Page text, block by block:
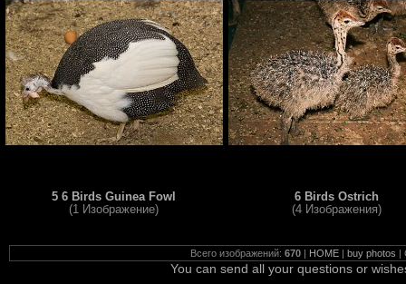
5 6 Birds Guinea Fowl
(1 Изображение)
6 Birds Ostrich
(4 Изображения)
Всего изображений:670 | HOME |buy photos |
You can send all your questions or